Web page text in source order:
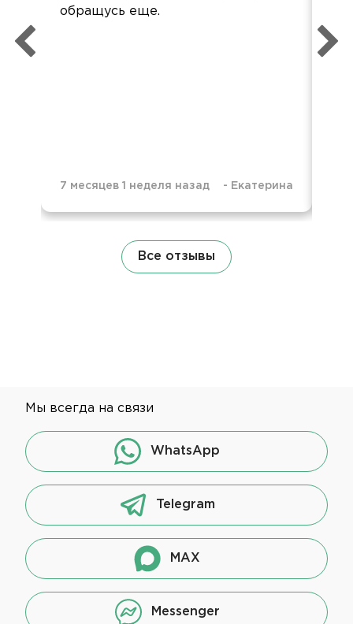
обращусь еще.
7 месяцев 1 неделя назад - Екатерина
Все отзывы
Мы всегда на связи
WhatsApp
Telegram
MAX
Messenger